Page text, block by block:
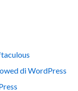
di WordPress